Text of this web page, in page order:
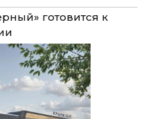
готовится к